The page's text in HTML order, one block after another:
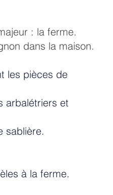
: la ferme.
dans la maison.
les pièces de
arbalétriers et
sablière.
à la ferme.